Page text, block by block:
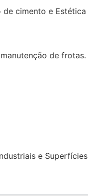
de cimento e Estética
de frotas.
e Superfícies